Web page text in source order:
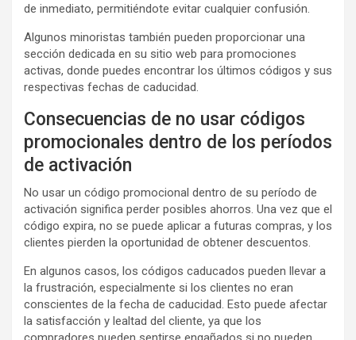
de inmediato, permitiéndote evitar cualquier confusión.
Algunos minoristas también pueden proporcionar una
sección dedicada en su sitio web para promociones
activas, donde puedes encontrar los últimos códigos y sus
respectivas fechas de caducidad.
Consecuencias de no usar códigos
promocionales dentro de los períodos
de activación
No usar un código promocional dentro de su período de
activación significa perder posibles ahorros. Una vez que el
código expira, no se puede aplicar a futuras compras, y los
clientes pierden la oportunidad de obtener descuentos.
En algunos casos, los códigos caducados pueden llevar a
la frustración, especialmente si los clientes no eran
conscientes de la fecha de caducidad. Esto puede afectar
la satisfacción y lealtad del cliente, ya que los